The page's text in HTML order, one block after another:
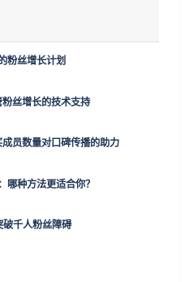
粉丝增长计划
丝增长的技术支持
员数量对口碑传播的助力
哪种方法更适合你？
千人粉丝障碍